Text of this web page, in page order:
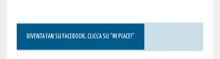
DIVENTA FAN SU FACEBOOK, CLICCA SU “MI PIACE!”